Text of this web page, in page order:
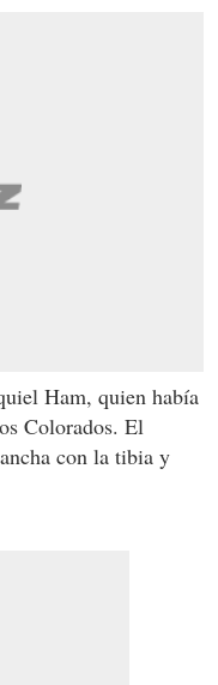
Ham, quien había
Colorados. El
con la tibia y